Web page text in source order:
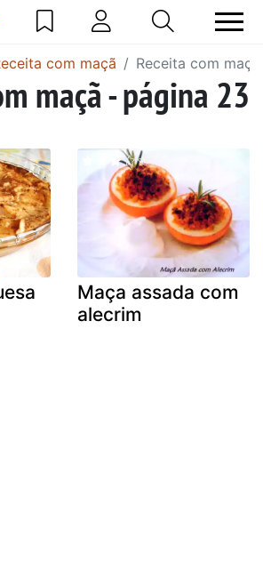
com maçã Receita com
maçã - página 23
Maça assada com
alecrim